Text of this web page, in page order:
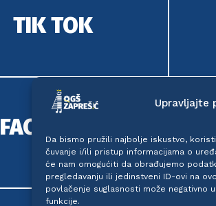
Upravljajte
Da bismo pružili najbolje iskustvo,
čuvanje i/ili pristup informacijama o
će nam omogućiti da obrađujemo
pregledavanju ili jedinstveni ID-ovi na
povlačenje suglasnosti može negativno
funkcije.
TIK TOK
FACEBOOK